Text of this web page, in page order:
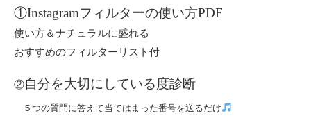
①Instagramフィルターの使い方PDF
使い方＆ナチュラルに盛れる
おすすめのフィルターリスト付
②自分を大切にしている度診断
５つの質問に答えて当てはまった番号を送るだけ